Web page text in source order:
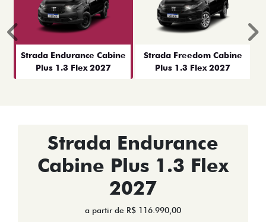
Strada Endurance Cabine
Plus 1.3 Flex 2027
Strada Freedom Cabine
Plus 1.3 Flex 2027
Anterior
Strada Endurance
Cabine Plus 1.3 Flex
2027
a partir de R$ 116.990,00